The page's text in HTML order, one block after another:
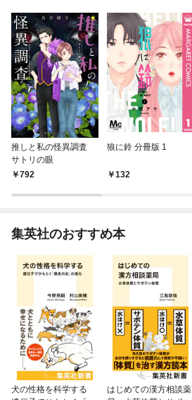
推しと私の怪異調査
サトリの眼
792
狼に鈴 分冊版 1
132
集英社のおすすめ本
犬の性格を科学する
はじめての漢方相談薬